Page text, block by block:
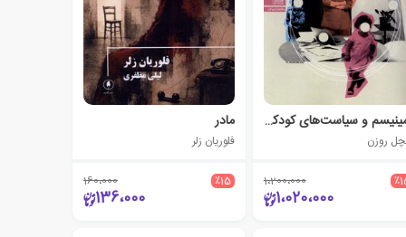
فمینیسم و سیاست‌های کودکی: دوست یا دشمن؟
روزن
1،200،000
1،020،000
مادر
فلوریان زلر
٪15 160،000
136،000